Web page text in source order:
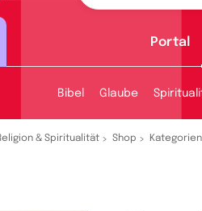
Portal
Bibel Glaube
& Spiritualität Shop Kategorien